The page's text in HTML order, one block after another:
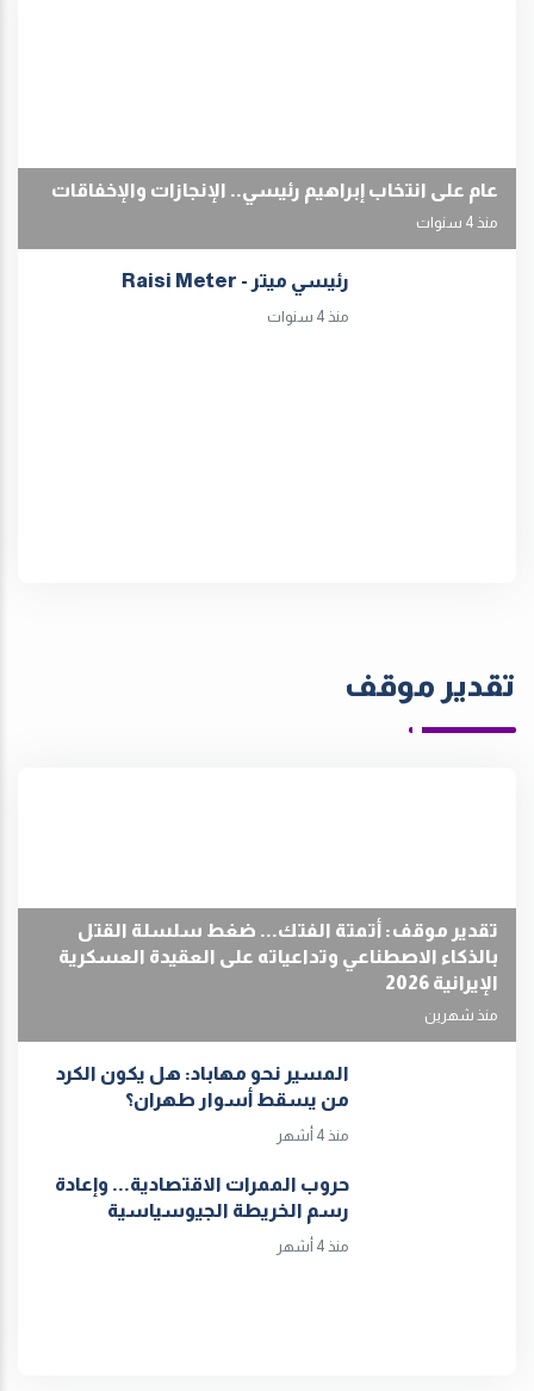
عام على انتخاب إبراهيم رئيسي.. الإنجازات والإخفاقات
منذ 4 سنوات
رئيسي ميتر - Raisi Meter
منذ 4 سنوات
تقدير موقف
تقدير موقف: أتمتة الفتك... ضغط سلسلة القتل
بالذكاء الاصطناعي وتداعياته على العقيدة العسكرية
الإيرانية 2026
منذ شهرين
المسير نحو مهاباد: هل يكون الكرد
من يسقط أسوار طهران؟
منذ 4 أشهر
حروب الممرات الاقتصادية... وإعادة
رسم الخريطة الجيوسياسية
منذ 4 أشهر